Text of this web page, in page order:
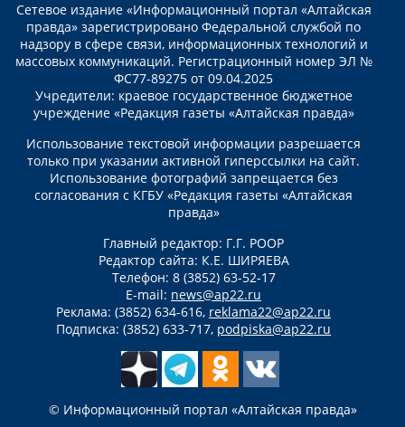
Сетевое издание «Информационный портал «Алтайская
правда» зарегистрировано Федеральной службой по
надзору в сфере связи, информационных технологий и
массовых коммуникаций. Регистрационный номер ЭЛ №
ФС77-89275 от 09.04.2025
Учредители: краевое государственное бюджетное
учреждение «Редакция газеты «Алтайская правда»
Использование текстовой информации разрешается
только при указании активной гиперссылки на сайт.
Использование фотографий запрещается без
согласования с КГБУ «Редакция газеты «Алтайская
правда»
Главный редактор: Г.Г. РООР
Редактор сайта: К.Е. ШИРЯЕВА
Телефон: 8 (3852) 63-52-17
E-mail: news@ap22.ru
Реклама: (3852) 634-616, reklama22@ap22.ru
Подписка: (3852) 633-717, podpiska@ap22.ru
© Информационный портал «Алтайская правда»